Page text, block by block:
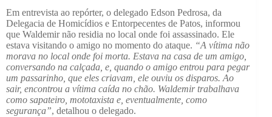
Em entrevista ao repórter, o delegado Edson Pedrosa, da
Delegacia de Homicídios e Entorpecentes de Patos, informou
que Waldemir não residia no local onde foi assassinado. Ele
estava visitando o amigo no momento do ataque. “A vítima não
morava no local onde foi morta. Estava na casa de um amigo,
conversando na calçada, e, quando o amigo entrou para pegar
um passarinho, que eles criavam, ele ouviu os disparos. Ao
sair, encontrou a vítima caída no chão. Waldemir trabalhava
como sapateiro, mototaxista e, eventualmente, como
segurança”, detalhou o delegado.